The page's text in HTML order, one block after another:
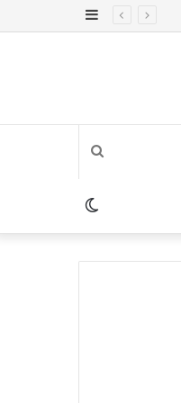
إضافة
بحث
عنالوضع
المظلم